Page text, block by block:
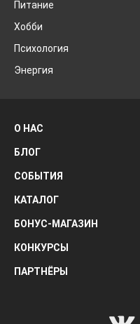
Питание
Хобби
Психология
Энергия
О НАС
БЛОГ
СОБЫТИЯ
КАТАЛОГ
БОНУС-МАГАЗИН
КОНКУРСЫ
ПАРТНЁРЫ